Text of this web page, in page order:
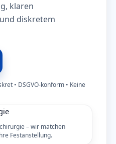
klaren
diskretem
• DSGVO-konform • Keine
– wir matchen
Festanstellung.